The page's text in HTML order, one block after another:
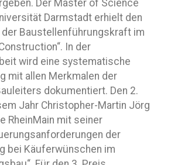
Der Master of Science
Darmstadt erhielt den
der Baustellenführungskraft im
In der
wird eine systematische
mit allen Merkmalen der
dokumentiert. Den 2.
Jahr Christopher-Martin Jörg
RheinMain mit seiner
der
bei Käuferwünschen im